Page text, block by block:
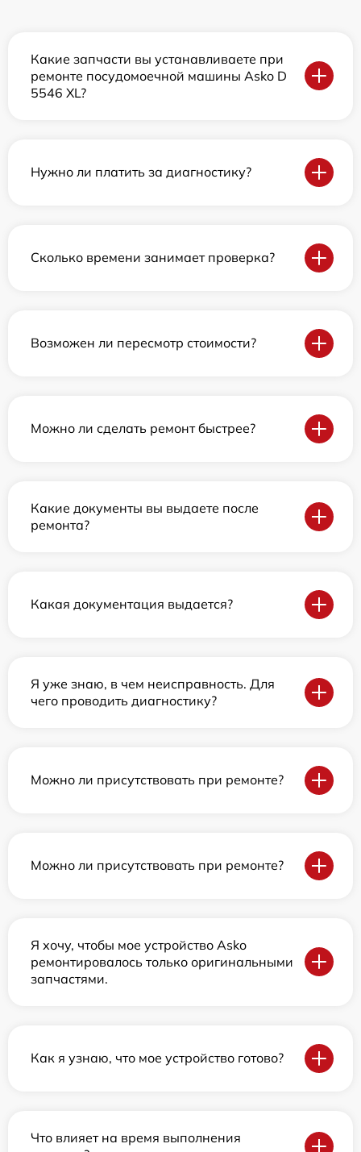
Какие запчасти вы устанавливаете при
ремонте посудомоечной машины Asko D
5546 XL?
Нужно ли платить за диагностику?
Сколько времени занимает проверка?
Возможен ли пересмотр стоимости?
Можно ли сделать ремонт быстрее?
Какие документы вы выдаете после
ремонта?
Какая документация выдается?
Я уже знаю, в чем неисправность. Для
чего проводить диагностику?
Можно ли присутствовать при ремонте?
Можно ли присутствовать при ремонте?
Я хочу, чтобы мое устройство Asko
ремонтировалось только оригинальными
запчастями.
Как я узнаю, что мое устройство готово?
Что влияет на время выполнения